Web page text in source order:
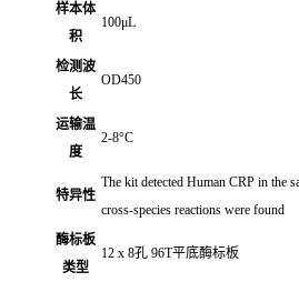
样本体
积
100μL
检测波
长
OD450
运输温
度
2-8°C
特异性
The kit detected Human CRP in the
cross-species reactions were found
酶标板
类型
12 x 8孔 96T平底酶标板